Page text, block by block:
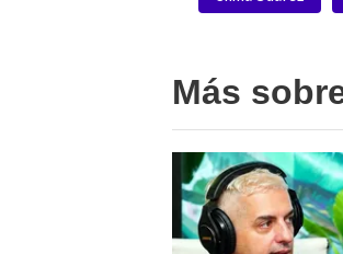
Más